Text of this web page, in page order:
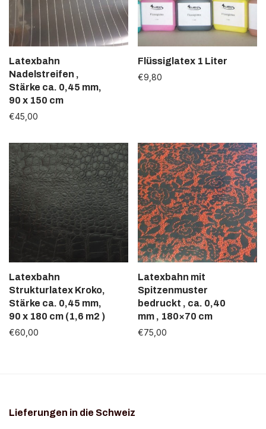
Latexbahn
Nadelstreifen ,
Stärke ca. 0,45 mm,
90 x 150 cm
€45,00
1 - 2 Wochen
Flüssiglatex 1 Liter
€9,80
3 - 4 Tage
Latexbahn
Strukturlatex Kroko,
Stärke ca. 0,45 mm,
90 x 180 cm (1,6 m2 )
€60,00
1 - 2 Wochen
Latexbahn mit
Spitzenmuster
bedruckt , ca. 0,40
mm , 180×70 cm
€75,00
1 - 2 Wochen
Lieferungen in die Schweiz